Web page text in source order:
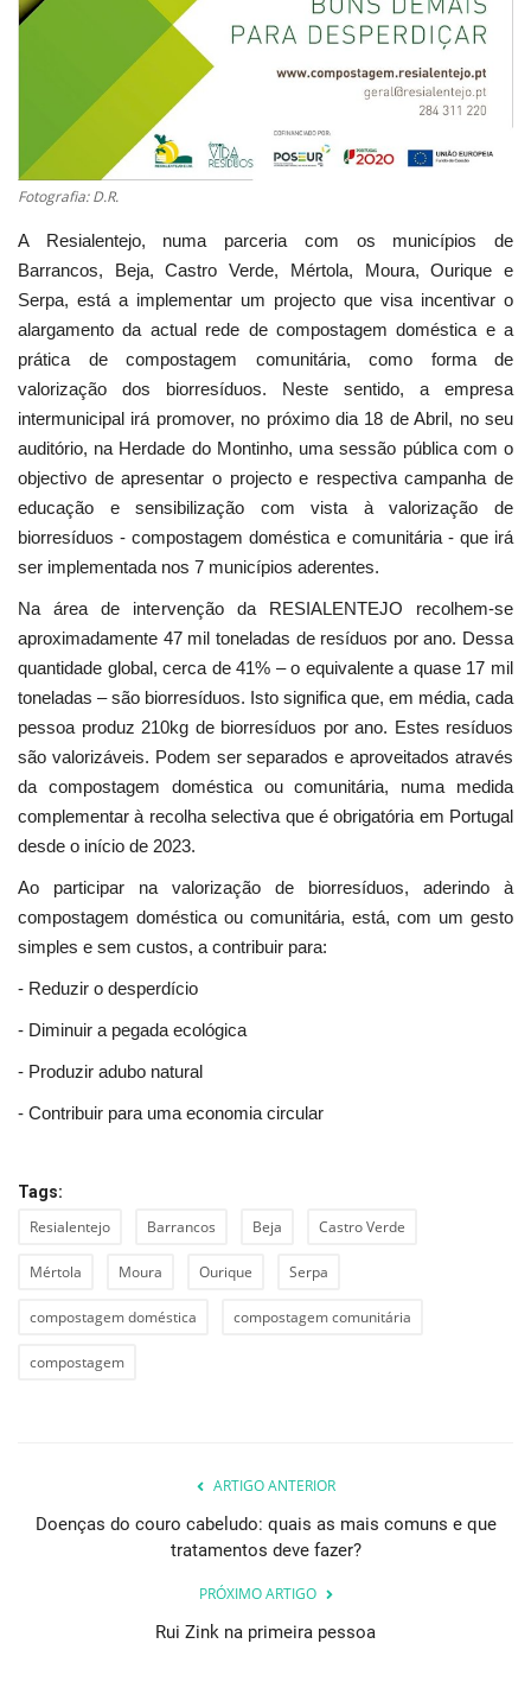
Fotografia: D.R.
A Resialentejo, numa parceria com os municípios de
Barrancos, Beja, Castro Verde, Mértola, Moura, Ourique e
Serpa, está a implementar um projecto que visa incentivar o
alargamento da actual rede de compostagem doméstica e a
prática de compostagem comunitária, como forma de
valorização dos biorresíduos. Neste sentido, a empresa
intermunicipal irá promover, no próximo dia 18 de Abril, no seu
auditório, na Herdade do Montinho, uma sessão pública com o
objectivo de apresentar o projecto e respectiva campanha de
educação e sensibilização com vista à valorização de
biorresíduos - compostagem doméstica e comunitária - que irá
ser implementada nos 7 municípios aderentes.
Na área de intervenção da RESIALENTEJO recolhem-se
aproximadamente 47 mil toneladas de resíduos por ano. Dessa
quantidade global, cerca de 41% – o equivalente a quase 17 mil
toneladas – são biorresíduos. Isto significa que, em média, cada
pessoa produz 210kg de biorresíduos por ano. Estes resíduos
são valorizáveis. Podem ser separados e aproveitados através
da compostagem doméstica ou comunitária, numa medida
complementar à recolha selectiva que é obrigatória em Portugal
desde o início de 2023.
Ao participar na valorização de biorresíduos, aderindo à
compostagem doméstica ou comunitária, está, com um gesto
simples e sem custos, a contribuir para:
- Reduzir o desperdício
- Diminuir a pegada ecológica
- Produzir adubo natural
- Contribuir para uma economia circular
Tags:
Resialentejo Barrancos Beja Castro Verde
Mértola Moura Ourique Serpa
compostagem doméstica compostagem comunitária
compostagem
ARTIGO ANTERIOR
Doenças do couro cabeludo: quais as mais comuns e que
tratamentos deve fazer?
PRÓXIMO ARTIGO
Rui Zink na primeira pessoa